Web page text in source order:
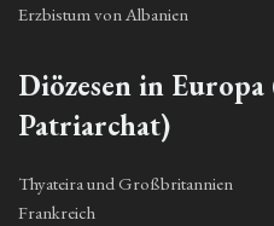
Erzbistum von Albanien
Diözesen in Europa
Patriarchat)
Thyateira und Großbritannien
Frankreich